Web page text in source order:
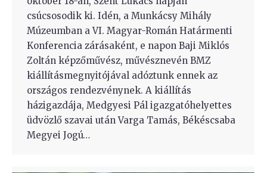
csúcsosodik ki. Idén, a Munkácsy Mihály
Múzeumban a VI. Magyar-Román Határmenti
Konferencia zárásaként, e napon Baji Miklós
Zoltán képzőművész, művésznevén BMZ
kiállításmegnyitójával adóztunk ennek az
országos rendezvénynek. A kiállítás
házigazdája, Medgyesi Pál igazgatóhelyettes
üdvözlő szavai után Varga Tamás, Békéscsaba
Megyei Jogú…